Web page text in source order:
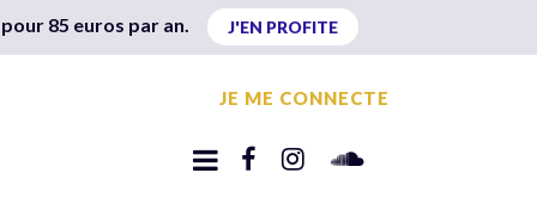
85 euros par an. J'EN PROFITE
JE ME CONNECTE